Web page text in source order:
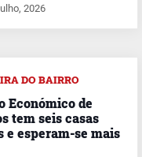
2026
DO BAIRRO
Económico de
tem seis casas
e esperam-se mais